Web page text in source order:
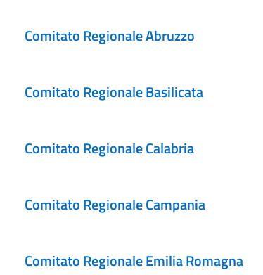
Comitato Regionale Abruzzo
Comitato Regionale Basilicata
Comitato Regionale Calabria
Comitato Regionale Campania
Comitato Regionale Emilia Romagna